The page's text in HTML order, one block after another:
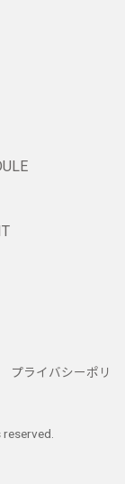
プライバシーポリ
reserved.